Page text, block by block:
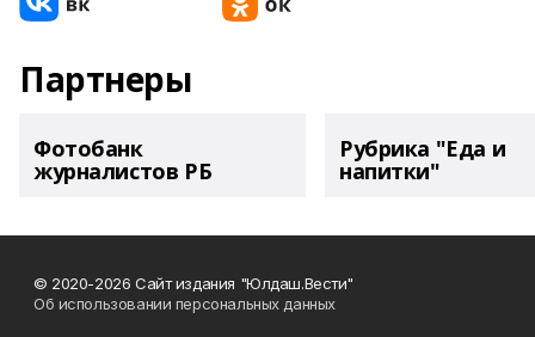
Партнеры
Фотобанк
журналистов РБ
Рубрика "Еда и
напитки"
© 2020-2026 Сайт издания "Юлдаш.Вести"
Об использовании персональных данных